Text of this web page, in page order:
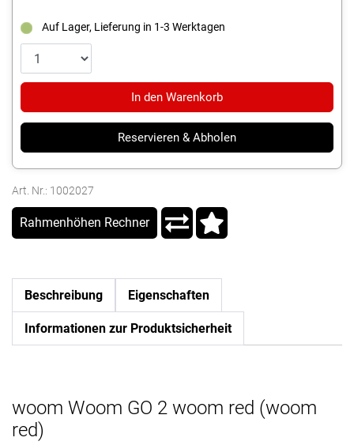
Auf Lager, Lieferung in 1-3 Werktagen
In den Warenkorb
Reservieren & Abholen
Art. Nr.: 1002027
Rahmenhöhen Rechner
Beschreibung Eigenschaften
Informationen zur Produktsicherheit
woom Woom GO 2 woom red (woom
red)